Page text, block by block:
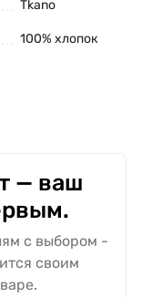
Tkano
100% хлопок
— ваш
с выбором -
своим